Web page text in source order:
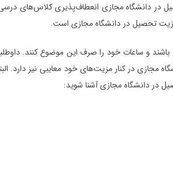
تحصیل در دانشگاه مجازی انعطاف‌پذیری
تحصیل در دانشگاه مجازی است.
و ساعات خود را صرف این موضوع کنند.
در کنار مزیت‌های خود معایبی نیز دارد.
در دانشگاه مجازی آشنا شوید: